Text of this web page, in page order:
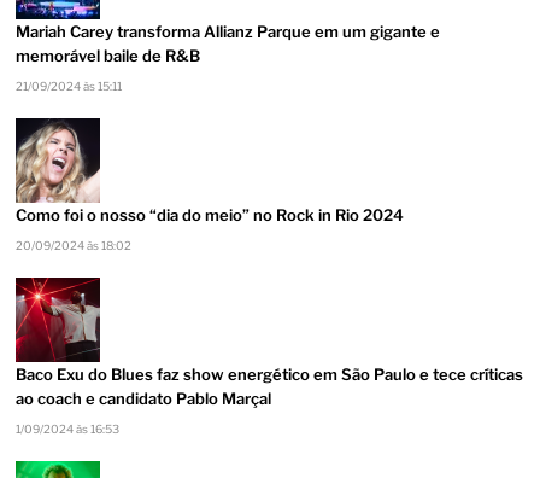
Mariah Carey transforma Allianz Parque em um gigante e
memorável baile de R&B
21/09/2024 às 15:11
Como foi o nosso “dia do meio” no Rock in Rio 2024
20/09/2024 às 18:02
Baco Exu do Blues faz show energético em São Paulo e tece críticas
ao coach e candidato Pablo Marçal
1/09/2024 às 16:53